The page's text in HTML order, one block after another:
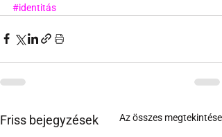
#identitás
Friss bejegyzések Az összes megtekintése